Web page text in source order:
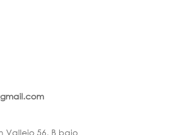
Vallejo 56, B bajo